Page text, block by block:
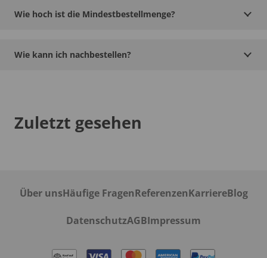
Wie hoch ist die Mindestbestellmenge?
Wie kann ich nachbestellen?
Zuletzt gesehen
Über unsHäufige FragenReferenzenKarriereBlog
DatenschutzAGBImpressum